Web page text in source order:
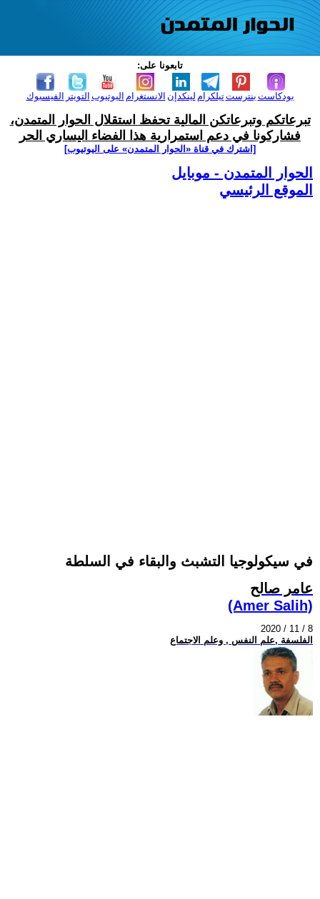
تابعونا على:
الفيسبوك التويتر اليوتيوب الانستغرام لينكدإن تيلكرامبنترست بودكاست
تبرعاتكم وتبرعاتكن المالية تحفظ استقلال الحوار المتمدن،
فشاركونا في دعم استمرارية هذا الفضاء اليساري الحر
[اشترك في قناة ‫«الحوار المتمدن» على اليوتيوب]
الحوار المتمدن - موبايل
الموقع الرئيسي
في سيكولوجيا التشبث والبقاء في السلطة
عامر صالح
(Amer Salih)
2020 / 11 / 8
الفلسفة ,علم النفس , وعلم الاجتماع